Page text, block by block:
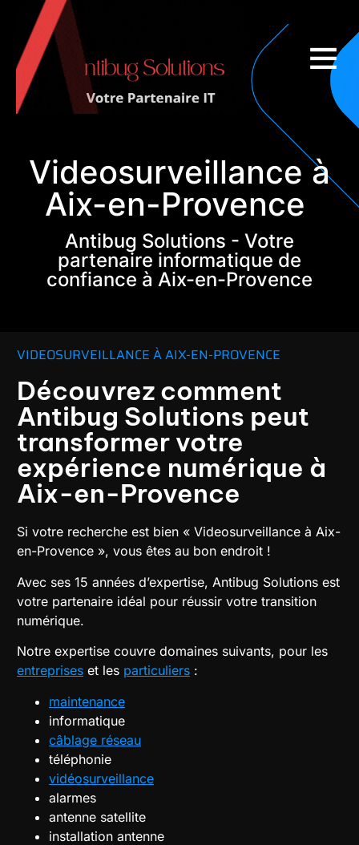
Videosurveillance à
Aix-en-Provence
Antibug Solutions - Votre
partenaire informatique de
confiance à Aix-en-Provence
VIDEOSURVEILLANCE À AIX-EN-PROVENCE
Découvrez comment
Antibug Solutions peut
transformer votre
expérience numérique à
Aix-en-Provence
Si votre recherche est bien « Videosurveillance à Aix-
en-Provence », vous êtes au bon endroit !
Avec ses 15 années d’expertise, Antibug Solutions est
votre partenaire idéal pour réussir votre transition
numérique.
Notre expertise couvre domaines suivants, pour les
entreprises et les particuliers :
maintenance
informatique
câblage réseau
téléphonie
vidéosurveillance
alarmes
antenne satellite
installation antenne